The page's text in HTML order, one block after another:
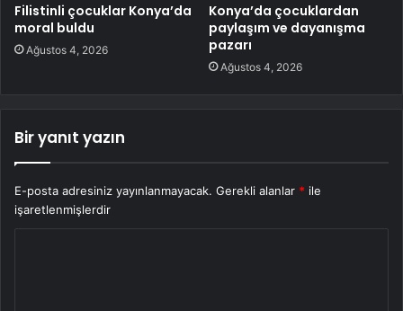
Filistinli çocuklar Konya’da
moral buldu
Ağustos 4, 2026
Konya’da çocuklardan
paylaşım ve dayanışma
pazarı
Ağustos 4, 2026
Bir yanıt yazın
E-posta adresiniz yayınlanmayacak. Gerekli alanlar * ile
işaretlenmişlerdir